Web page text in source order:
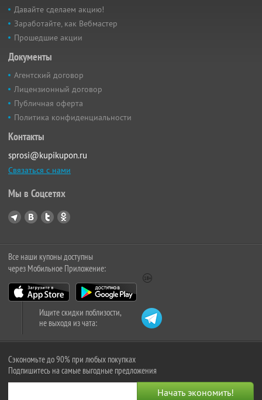
Давайте сделаем акцию!
Заработайте, как Вебмастер
Прошедшие акции
Документы
Агентский договор
Лицензионный договор
Публичная оферта
Политика конфиденциальности
Контакты
sprosi@kupikupon.ru
Связаться с нами
Мы в Соцсетях
Все наши купоны доступны
через Мобильное Приложение:
Ищите скидки поблизости,
не выходя из чата:
Сэкономьте до 90% при любых покупках
Подпишитесь на самые выгодные предложения